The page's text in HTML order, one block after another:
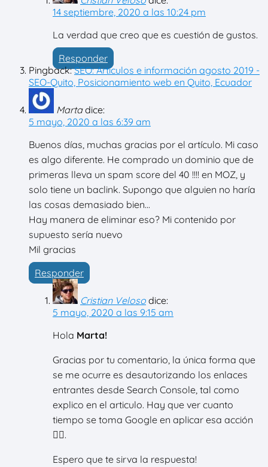
14 septiembre, 2020 a las 10:24 pm
La verdad que creo que es cuestión de gustos.
Responder
Pingback:SEO: Artículos e información agosto 2019 -
SEO-Quito, Posicionamiento web en Quito, Ecuador
Marta dice:
5 mayo, 2020 a las 6:39 am
Buenos días, muchas gracias por el artículo. Mi caso
es algo diferente. He comprado un dominio que de
primeras lleva un spam score del 40 !!!! en MOZ, y
solo tiene un baclink. Supongo que alguien no haría
las cosas demasiado bien...
Hay manera de eliminar eso? Mi contenido por
supuesto sería nuevo
Mil gracias
Responder
Cristian Veloso dice:
5 mayo, 2020 a las 9:15 am
Hola Marta!
Gracias por tu comentario, la única forma que
se me ocurre es desautorizando los enlaces
entrantes desde Search Console, tal como
explico en el articulo. Hay que ver cuanto
tiempo se toma Google en aplicar esa acción
🤷‍♂️.
Espero que te sirva la respuesta!